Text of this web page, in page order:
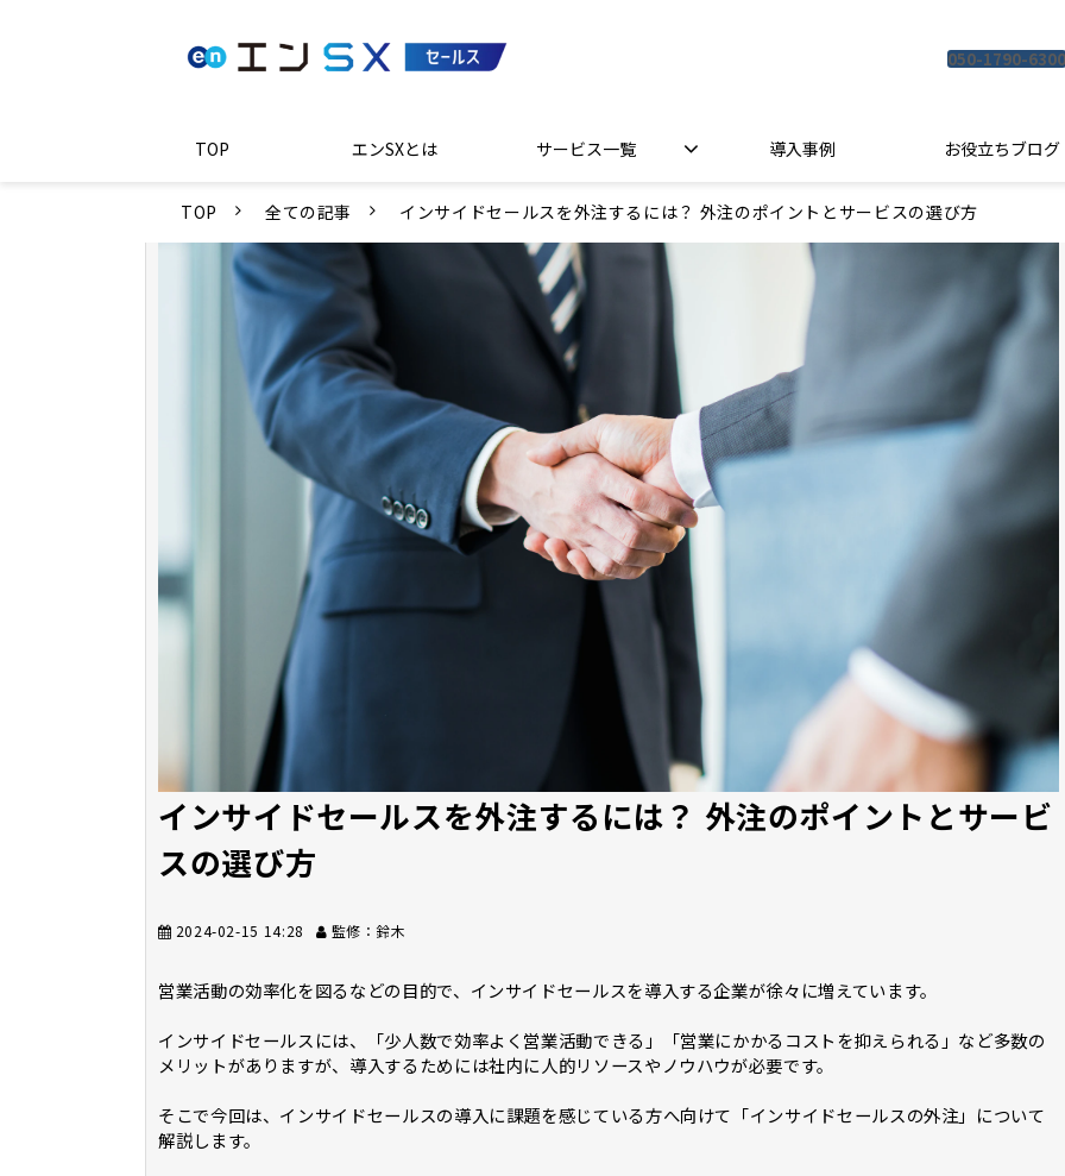
050-1790-6300
TOP エンSXとは サービス一覧 導入事例 お役立ちブログ
TOP 全ての記事 インサイドセールスを外注するには？ 外注のポイントとサービスの選び方
インサイドセールスを外注するには？ 外注のポイントとサービ
スの選び方
2024-02-15 14:28 監修：鈴木
営業活動の効率化を図るなどの目的で、インサイドセールスを導入する企業が徐々に増えています。
インサイドセールスには、「少人数で効率よく営業活動できる」「営業にかかるコストを抑えられる」など多数の
メリットがありますが、導入するためには社内に人的リソースやノウハウが必要です。
そこで今回は、インサイドセールスの導入に課題を感じている方へ向けて「インサイドセールスの外注」について
解説します。